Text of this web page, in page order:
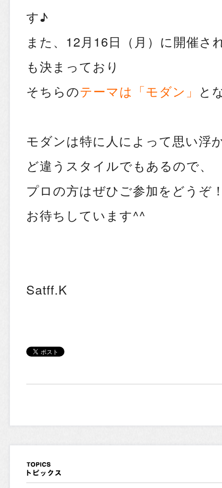
す♪
また、12月16日（月）に開催さ
も決まっており
そちらのテーマは「モダン」 と
モダンは特に人によって思い浮
ど違うスタイルでもあるので、
プロの方はぜひご参加をどうぞ
お待ちしています^^
Satff.K